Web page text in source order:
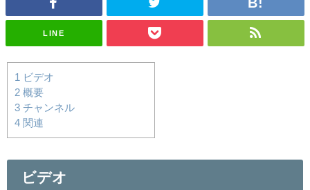
LINE
1
ビデオ
2 概要
3 チャンネル
4 関連
ビデオ